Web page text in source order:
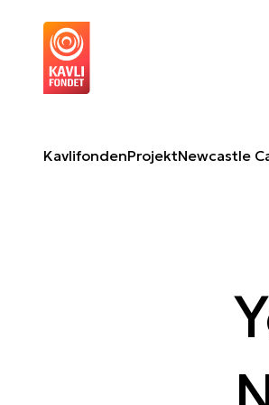
KavlifondenProjektNewcastle